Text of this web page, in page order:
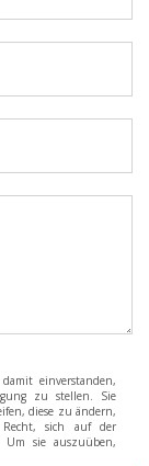
einverstanden,
zu stellen. Sie
diese zu ändern,
sich auf der
Um sie auszuüben,